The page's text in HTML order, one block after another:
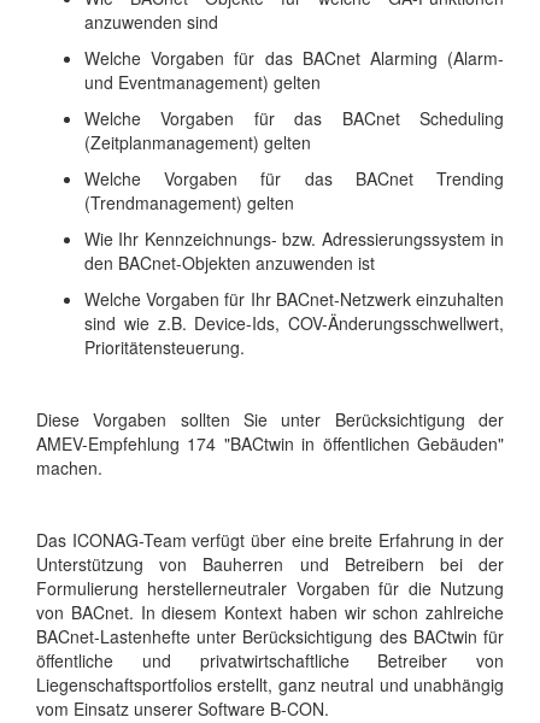
anzuwenden sind
Welche Vorgaben für das BACnet Alarming (Alarm-
und Eventmanagement) gelten
Welche Vorgaben für das BACnet Scheduling
(Zeitplanmanagement) gelten
Welche Vorgaben für das BACnet Trending
(Trendmanagement) gelten
Wie Ihr Kennzeichnungs- bzw. Adressierungssystem in
den BACnet-Objekten anzuwenden ist
Welche Vorgaben für Ihr BACnet-Netzwerk einzuhalten
sind wie z.B. Device-Ids, COV-Änderungsschwellwert,
Prioritätensteuerung.
Diese Vorgaben sollten Sie unter Berücksichtigung der
AMEV-Empfehlung 174 "BACtwin in öffentlichen Gebäuden"
machen.
Das ICONAG-Team verfügt über eine breite Erfahrung in der
Unterstützung von Bauherren und Betreibern bei der
Formulierung herstellerneutraler Vorgaben für die Nutzung
von BACnet. In diesem Kontext haben wir schon zahlreiche
BACnet-Lastenhefte unter Berücksichtigung des BACtwin für
öffentliche und privatwirtschaftliche Betreiber von
Liegenschaftsportfolios erstellt, ganz neutral und unabhängig
vom Einsatz unserer Software B-CON.